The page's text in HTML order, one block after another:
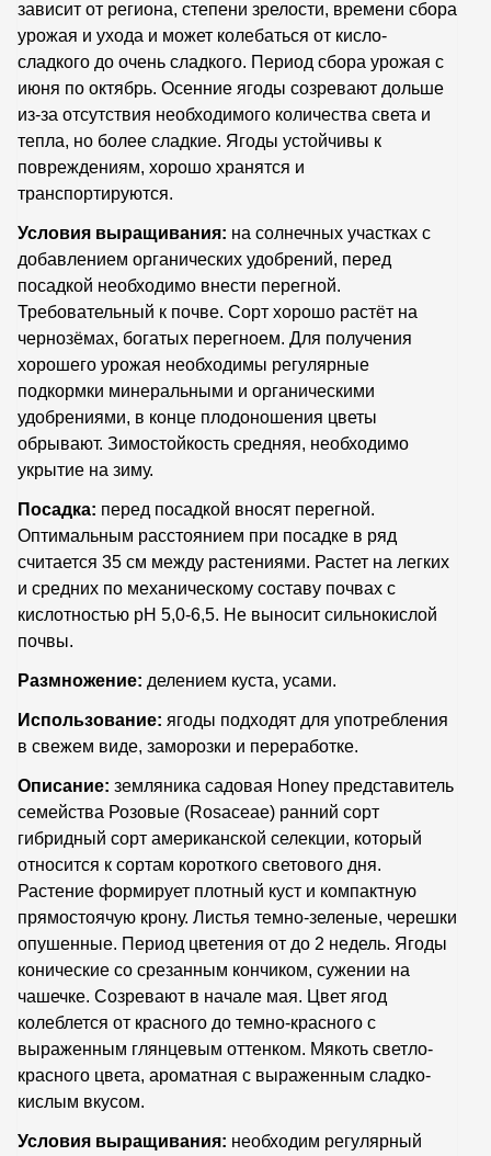
зависит от региона, степени зрелости, времени сбора
урожая и ухода и может колебаться от кисло-
сладкого до очень сладкого. Период сбора урожая с
июня по октябрь. Осенние ягоды созревают дольше
из-за отсутствия необходимого количества света и
тепла, но более сладкие. Ягоды устойчивы к
повреждениям, хорошо хранятся и
транспортируются.
Условия выращивания: на солнечных участках с
добавлением органических удобрений, перед
посадкой необходимо внести перегной.
Требовательный к почве. Сорт хорошо растёт на
чернозёмах, богатых перегноем. Для получения
хорошего урожая необходимы регулярные
подкормки минеральными и органическими
удобрениями, в конце плодоношения цветы
обрывают. Зимостойкость средняя, необходимо
укрытие на зиму.
Посадка: перед посадкой вносят перегной.
Оптимальным расстоянием при посадке в ряд
считается 35 см между растениями. Растет на легких
и средних по механическому составу почвах с
кислотностью рН 5,0-6,5. Не выносит сильнокислой
почвы.
Размножение: делением куста, усами.
Использование: ягоды подходят для употребления
в свежем виде, заморозки и переработке.
Описание: земляника садовая Honey представитель
семейства Розовые (Rosaceae) ранний сорт
гибридный сорт американской селекции, который
относится к сортам короткого светового дня.
Растение формирует плотный куст и компактную
прямостоячую крону. Листья темно-зеленые, черешки
опушенные. Период цветения от до 2 недель. Ягоды
конические со срезанным кончиком, сужении на
чашечке. Созревают в начале мая. Цвет ягод
колеблется от красного до темно-красного с
выраженным глянцевым оттенком. Мякоть светло-
красного цвета, ароматная с выраженным сладко-
кислым вкусом.
Условия выращивания: необходим регулярный